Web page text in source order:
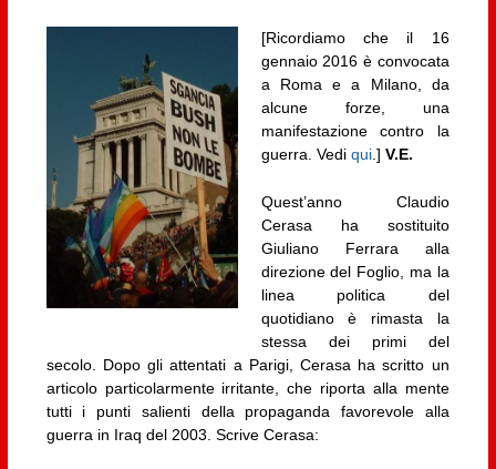
[Ricordiamo che il 16
gennaio 2016 è convocata
a Roma e a Milano, da
alcune forze, una
manifestazione contro la
guerra. Vedi qui.] V.E.
Quest’anno Claudio
Cerasa ha sostituito
Giuliano Ferrara alla
direzione del Foglio, ma la
linea politica del
quotidiano è rimasta la
stessa dei primi del
secolo. Dopo gli attentati a Parigi, Cerasa ha scritto un
articolo particolarmente irritante, che riporta alla mente
tutti i punti salienti della propaganda favorevole alla
guerra in Iraq del 2003. Scrive Cerasa: